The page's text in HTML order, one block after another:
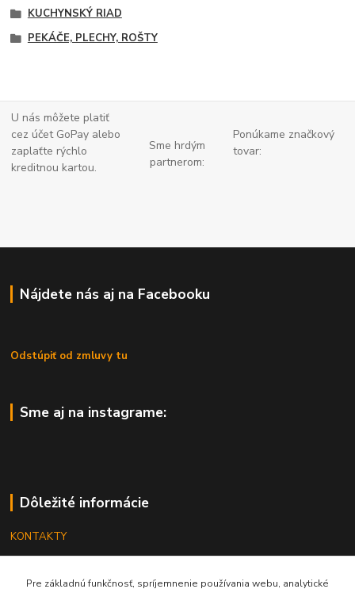
KUCHYNSKÝ RIAD
PEKÁČE, PLECHY, ROŠTY
U nás môžete platiť
cez účet GoPay alebo
zaplaťte rýchlo
kreditnou kartou.
Sme hrdým
partnerom:
Ponúkame značkový
tovar:
Nájdete nás aj na Facebooku
Odstúpiť od zmluvy tu
Sme aj na instagrame:
Dôležité informácie
KONTAKTY
Pre základnú funkčnosť, spríjemnenie používania webu, analytické